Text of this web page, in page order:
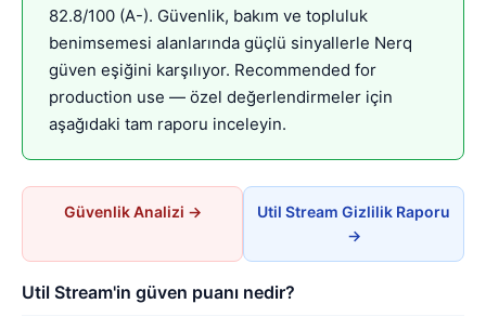
82.8/100 (A-). Güvenlik, bakım ve topluluk
benimsemesi alanlarında güçlü sinyallerle Nerq
güven eşiğini karşılıyor. Recommended for
production use — özel değerlendirmeler için
aşağıdaki tam raporu inceleyin.
Güvenlik Analizi →
Util Stream Gizlilik Raporu
→
Util Stream'in güven puanı nedir?